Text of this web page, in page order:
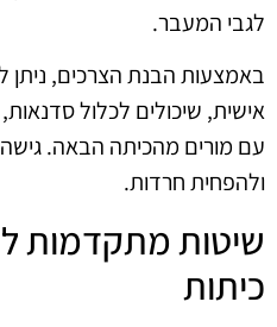
לגבי המעבר.
באמצעות הבנת הצרכים, ניתן
אישית, שיכולים לכלול
עם מורים מהכיתה הבאה.
ולהפחית חרדות.
שיטות מתקדמות
כיתות